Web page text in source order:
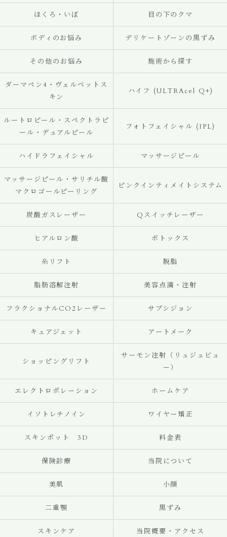
ほくろ・いぼ 目の下のクマ
ボディのお悩み デリケートゾーンの黒ずみ
その他のお悩み 施術から探す
ダーマペン4・ヴェルベットス
キン
ハイフ (ULTRAcel Q+)
ルートロピール・スペクトラピ
ール・デュアルピール
フォトフェイシャル (IPL)
ハイドラフェイシャル マッサージピール
マッサージピール・サリチル酸
マクロゴールピーリング
ピンクインティメイトシステム
炭酸ガスレーザー Qスイッチレーザー
ヒアルロン酸 ボトックス
糸リフト 脱脂
脂肪溶解注射 美容点滴・注射
フラクショナルCO2レーザー サブシジョン
キュアジェット アートメーク
ショッピングリフト
サーモン注射（リュジュビュ
ー）
エレクトロポレーション ホームケア
イソトレチノイン ワイヤー矯正
スキンポット 3D 料金表
保険診療 当院について
美肌 小顔
二重顎 黒ずみ
スキンケア 当院概要・アクセス